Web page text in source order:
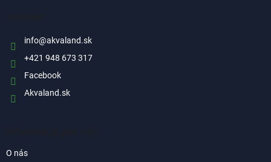
info@akvaland.sk
+421 948 673 317
Facebook
Akvaland.sk
O nás